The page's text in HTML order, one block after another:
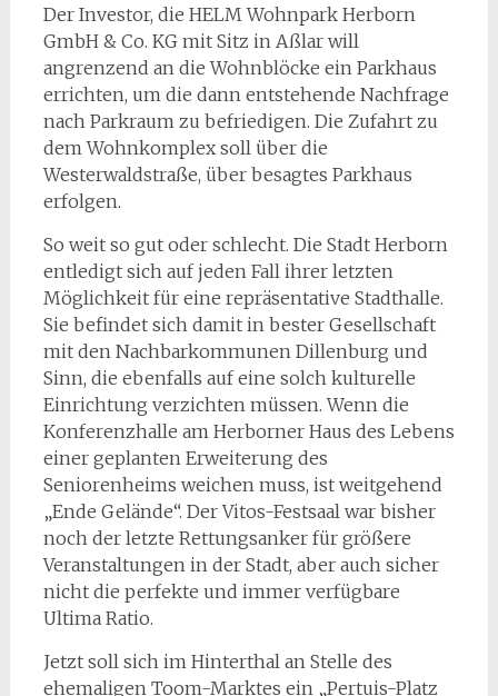
Der Investor, die HELM Wohnpark Herborn
GmbH & Co. KG mit Sitz in Aßlar will
angrenzend an die Wohnblöcke ein Parkhaus
errichten, um die dann entstehende Nachfrage
nach Parkraum zu befriedigen. Die Zufahrt zu
dem Wohnkomplex soll über die
Westerwaldstraße, über besagtes Parkhaus
erfolgen.
So weit so gut oder schlecht. Die Stadt Herborn
entledigt sich auf jeden Fall ihrer letzten
Möglichkeit für eine repräsentative Stadthalle.
Sie befindet sich damit in bester Gesellschaft
mit den Nachbarkommunen Dillenburg und
Sinn, die ebenfalls auf eine solch kulturelle
Einrichtung verzichten müssen. Wenn die
Konferenzhalle am Herborner Haus des Lebens
einer geplanten Erweiterung des
Seniorenheims weichen muss, ist weitgehend
„Ende Gelände“. Der Vitos-Festsaal war bisher
noch der letzte Rettungsanker für größere
Veranstaltungen in der Stadt, aber auch sicher
nicht die perfekte und immer verfügbare
Ultima Ratio.
Jetzt soll sich im Hinterthal an Stelle des
ehemaligen Toom-Marktes ein „Pertuis-Platz